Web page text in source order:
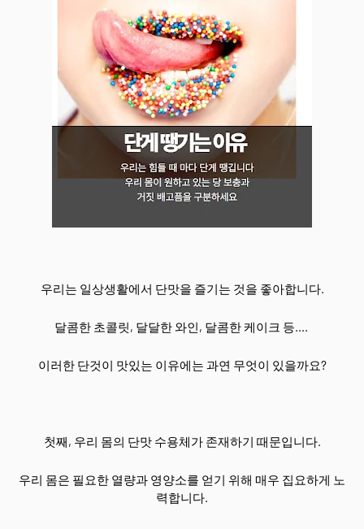
우리는 일상생활에서 단맛을 즐기는 것을 좋아합니다.
달콤한 초콜릿, 달달한 와인, 달콤한 케이크 등....
이러한 단것이 맛있는 이유에는 과연 무엇이 있을까요?
첫째, 우리 몸의 단맛 수용체가 존재하기 때문입니다.
우리 몸은 필요한 열량과 영양소를 얻기 위해 매우 집요하게 노
력합니다.